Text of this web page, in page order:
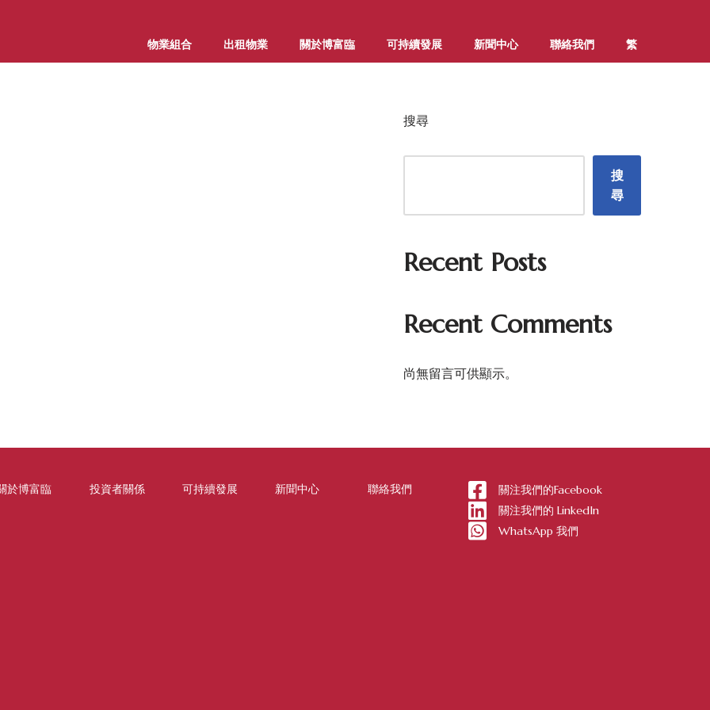
物業組合 出租物業 關於博富臨 可持續發展 新聞中心 聯絡我們 繁
搜尋
搜
尋
Recent Posts
Recent Comments
尚無留言可供顯示。
於博富臨 投資者關係 可持續發展 新聞中心 聯絡我們
關注我們的Facebook
關注我們的 LinkedIn
WhatsApp 我們